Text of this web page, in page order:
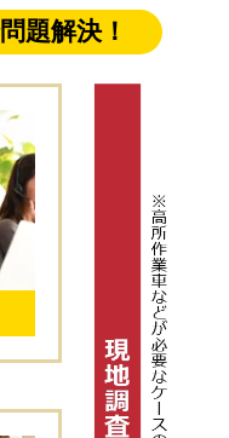
題解決！